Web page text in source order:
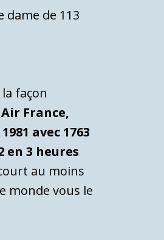
dame de 113
façon
France,
avec 1763
en 3 heures
au moins
monde vous le